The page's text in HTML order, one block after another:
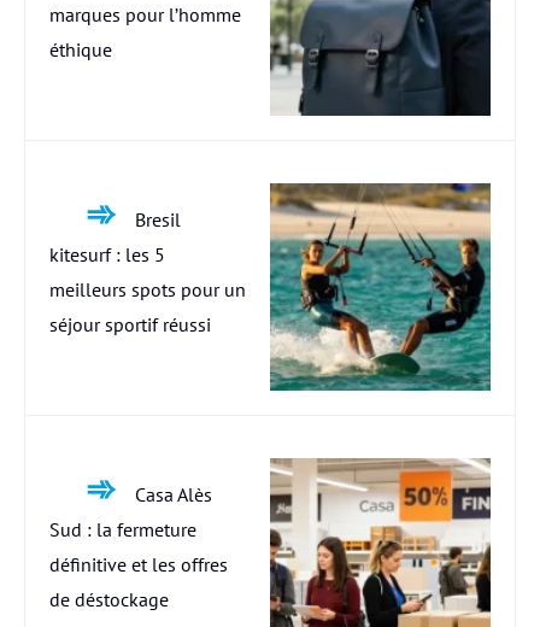
marques pour l’homme
éthique
Bresil
kitesurf : les 5
meilleurs spots pour un
séjour sportif réussi
Casa Alès
Sud : la fermeture
définitive et les offres
de déstockage